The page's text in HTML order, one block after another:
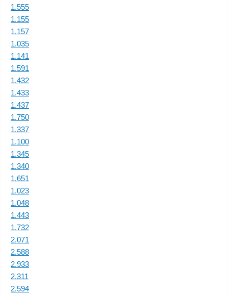
1.555
1.155
1.157
1.035
1.141
1.591
1.432
1.433
1.437
1.750
1.337
1.100
1.345
1.340
1.651
1.023
1.048
1.443
1.732
2.071
2.588
2.933
2.311
2.594